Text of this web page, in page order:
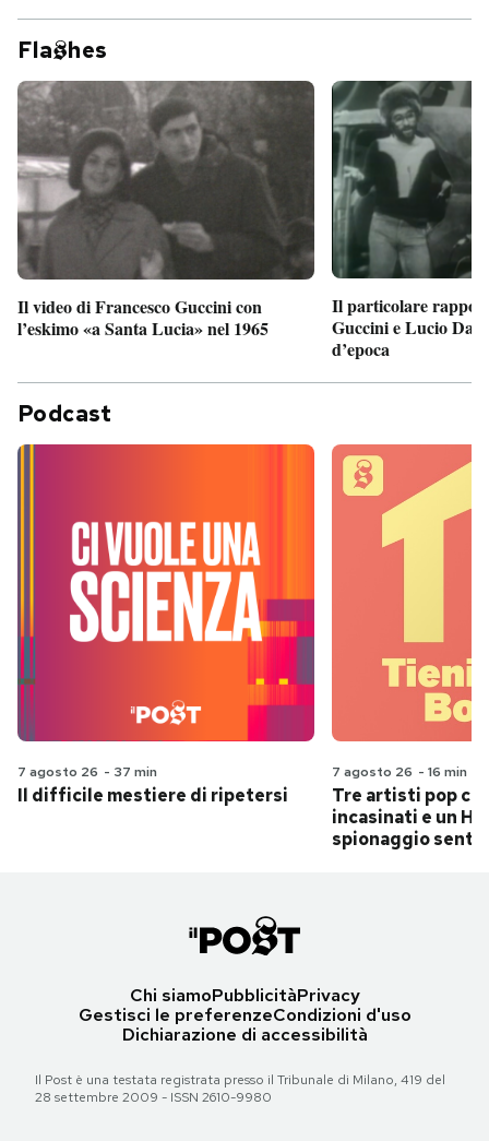
Fla hes
Il video di Francesco Guccini con
l’eskimo «a Santa Lucia» nel 1965
Il particolare
Guccini e Lucio
d’epoca
Podcast
7 agosto 26 - 37 min
Il difficile mestiere di ripetersi
7 agosto 26 - 16 min
Tre artisti pop
incasinati e un
spionaggio
Chi siamoPubblicitàPrivacy
Gestisci le preferenzeCondizioni d'uso
Dichiarazione di accessibilità
Il Post è una testata registrata presso il Tribunale di Milano, 419 del
28 settembre 2009 - ISSN 2610-9980